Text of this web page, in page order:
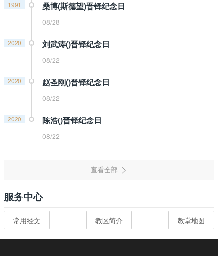
1991 桑博(斯德望)晋铎纪念日
08/28
2020 刘武涛()晋铎纪念日
08/22
2020 赵圣刚()晋铎纪念日
08/22
2020 陈浩()晋铎纪念日
08/22
服务中心
常用经文 教区简介 教堂地图